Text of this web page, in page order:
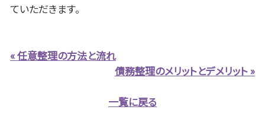
ていただきます。
« 任意整理の方法と流れ
債務整理のメリットとデメリット »
一覧に戻る